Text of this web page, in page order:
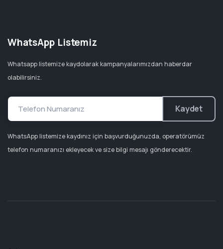
WhatsApp Listemiz
Whatsapp listemize kaydolarak kampanyalarımızdan haberdar
olabilirsiniz.
Kaydet
WhatsApp listemize kaydınız için başvurduğunuzda, operatörümüz
telefon numaranızı ekleyecek ve size bilgi mesajı gönderecektir.